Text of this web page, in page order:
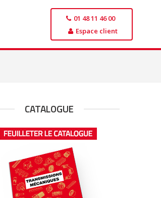
01 48 11 46 00
Espace client
CATALOGUE